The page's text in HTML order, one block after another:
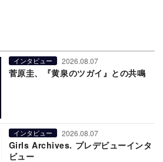
インタビュー 2026.08.07
菅原圭、『黄泉のツガイ』との共鳴
インタビュー 2026.08.07
Girls Archives. プレデビューインタ
ビュー